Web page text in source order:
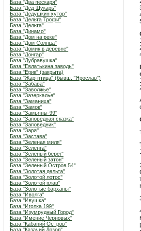
База "Два пескаря"
База "Дед Щукарь"
База "Дедушкин хутор"
База "Дельта Трофи"
База "Дельта"
База "Динамо"
База "Дом на реке"
База "Дом Солнца"
База "Домик в деревне"
База "Донгар"
База "Дубравушка"
База "Евлатькина заводь"
База "Ерик" (закрыта)
База "Жар-птица" (бывш. "Ярослав")
База "Забава"
База "Заволжье"
База "Зазеркалье"
База "Заманиха"
База "Замок"
База "Замьяны-99"
База "Заповедная сказка"
База "Заповедник"
База "Заря"
База "Застава"
База "Зеленая миля"
База "Зеленга"
База "Зеленый берег"
База "Зеленый затон"
База "Зеленый Остров 54"
База "Золотая дельта"
База "Золотой лотос"
База "Золотой плав"
База "Золотые барханы"
База "Иволга"
База "Ивушка"
База "Иголка 199"
База "Изумрудный Город"
База "Имение Черновых"
База "Кабаний Остров"
База "Казачий Дозор"